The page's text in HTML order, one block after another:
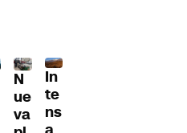
N
ue
va
In
te
ns